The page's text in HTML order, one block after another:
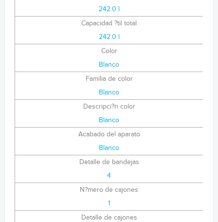
242.0 l
Capacidad ?til total
242.0 l
Color
Blanco
Familia de color
Blanco
Descripci?n color
Blanco
Acabado del aparato
Blanco
Detalle de bandejas
4
N?mero de cajones
1
Detalle de cajones